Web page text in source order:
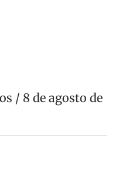
/ 8 de agosto de